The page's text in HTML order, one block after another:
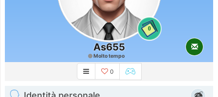
0
As655
Molto tempo
0